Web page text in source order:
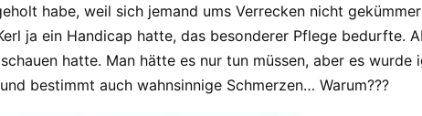
habe, weil sich jemand ums Verrecken nicht
ja ein Handicap hatte, das besonderer Pflege bedurfte.
hatte. Man hätte es nur tun müssen, aber es
bestimmt auch wahnsinnige Schmerzen… Warum???